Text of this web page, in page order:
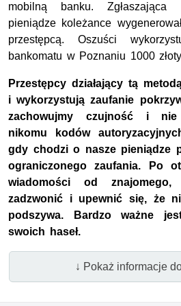
mobilną banku.
pieniądze koleżance
przestępcą. Oszuści
bankomatu w Poznaniu 1000
Przestępcy działający tą
i wykorzystują zaufanie
zachowujmy czujność i nie
nikomu kodów
gdy chodzi o nasze pieniądze
ograniczonego zaufania. Po
wiadomości od
zadzwonić i upewnić się, że
podszywa. Bardzo ważne
swoich haseł.
↓ Pokaż informacje